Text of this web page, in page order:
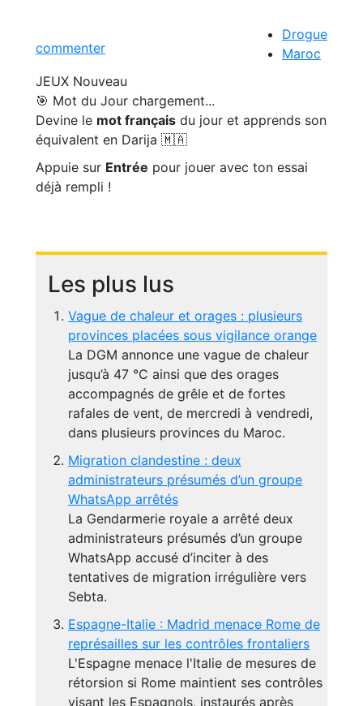
commenter
Drogue
Maroc
JEUX Nouveau
🎯 Mot du Jour chargement...
Devine le mot français du jour et apprends son
équivalent en Darija 🇲🇦
Appuie sur Entrée pour jouer avec ton essai
déjà rempli !
Les plus lus
Vague de chaleur et orages : plusieurs
provinces placées sous vigilance orange
La DGM annonce une vague de chaleur
jusqu’à 47 °C ainsi que des orages
accompagnés de grêle et de fortes
rafales de vent, de mercredi à vendredi,
dans plusieurs provinces du Maroc.
Migration clandestine : deux
administrateurs présumés d’un groupe
WhatsApp arrêtés
La Gendarmerie royale a arrêté deux
administrateurs présumés d’un groupe
WhatsApp accusé d’inciter à des
tentatives de migration irrégulière vers
Sebta.
Espagne-Italie : Madrid menace Rome de
représailles sur les contrôles frontaliers
L'Espagne menace l'Italie de mesures de
rétorsion si Rome maintient ses contrôles
visant les Espagnols, instaurés après